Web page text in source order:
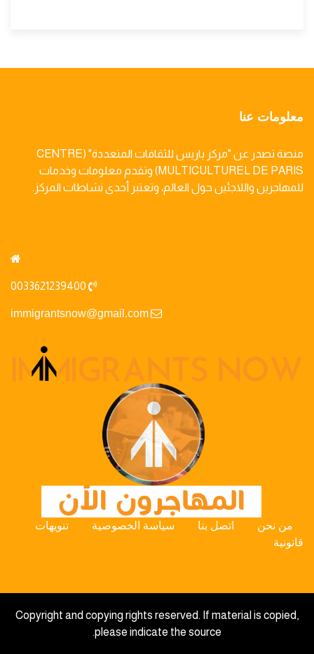
معلومات عنا
منصة تصدر عن "مركز باريس للثقافات المتعددة" (CENTRE
MULTICULTUREL DE PARIS) وتقدم معلومات وخدمات
للمهاجرين واللاجئين حول العالم، وتعتبر أحدى نشاطات المركز.
immigrantsnow@gmail.com
من نحن اتصل بنا سياسة الخصوصية
تنويهات
قانونية
Copyright and copying rights reserved. If material is copied,
please indicate the source.